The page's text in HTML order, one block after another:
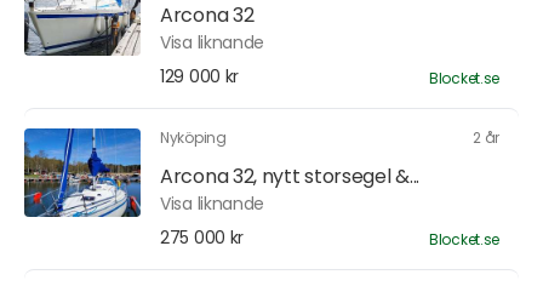
Arcona 32
Visa liknande
129 000 kr
Blocket.se
Nyköping 2 år
Arcona 32, nytt storsegel &...
Visa liknande
275 000 kr
Blocket.se